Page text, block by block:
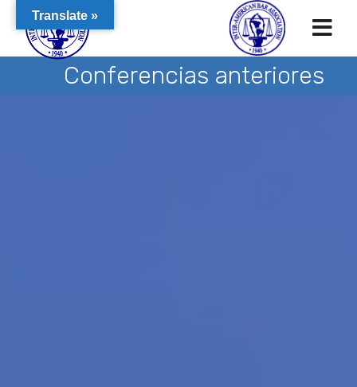
Conferencias anteriores
Translate »